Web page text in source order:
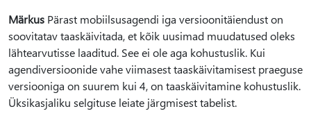
Märkus Pärast mobiilsusagendi iga versioonitäiendust on
soovitatav taaskäivitada, et kõik uusimad muudatused oleks
lähtearvutisse laaditud. See ei ole aga kohustuslik. Kui
agendiversioonide vahe viimasest taaskäivitamisest praeguse
versiooniga on suurem kui 4, on taaskäivitamine kohustuslik.
Üksikasjaliku selgituse leiate järgmisest tabelist.